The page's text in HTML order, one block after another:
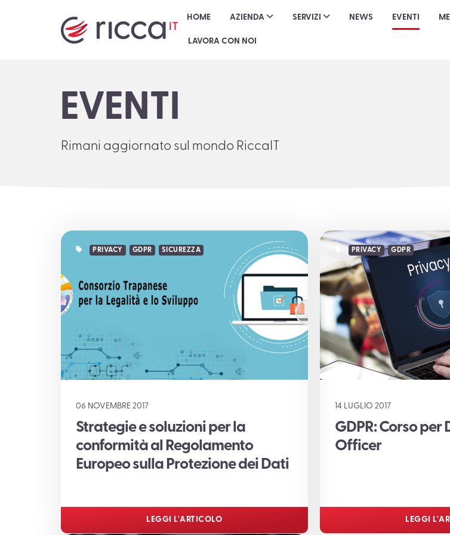
HOME AZIENDA SERVIZI NEWS EVENTI
LAVORA CON NOI
EVENTI
Rimani aggiornato sul mondo RiccaIT
06 NOVEMBRE 2017
Strategie e soluzioni per la
conformità al Regolamento
Europeo sulla Protezione dei Dati
PRIVACY GDPR SICUREZZA
LEGGI L'ARTICOLO
14 LUGLIO 2017
GDPR: Corso
Officer
PRIVACY GDPR
LEGGI